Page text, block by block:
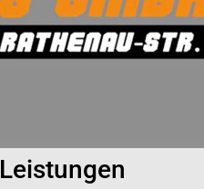
Leistungen